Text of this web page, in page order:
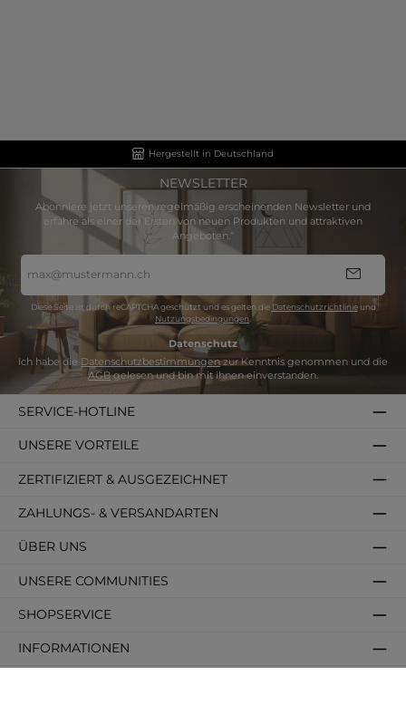
Hergestellt in Deutschland
NEWSLETTER
Abonniere jetzt unseren regelmäßig erscheinenden Newsletter und
erfahre als einer der Ersten von neuen Produkten und attraktiven
Angeboten.“
E-
Mail-
Adresse
Diese Seite ist durch reCAPTCHA geschützt und es gelten die Datenschutzrichtlinieund
Nutzungsbedingungen
Datenschutz
Ich habe die Datenschutzbestimmungenzur Kenntnis genommen und die
AGBgelesen und bin mit ihnen einverstanden.
SERVICE-HOTLINE
SHOPSERVICE
INFORMATIONEN
ZAHLUNGS- & VERSANDARTEN
ÜBER UNS
ZERTIFIZIERT & AUSGEZEICHNET
UNSERE VORTEILE
UNSERE COMMUNITIES